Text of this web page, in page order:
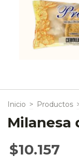
Inicio > Productos
Milanesa
$10.157